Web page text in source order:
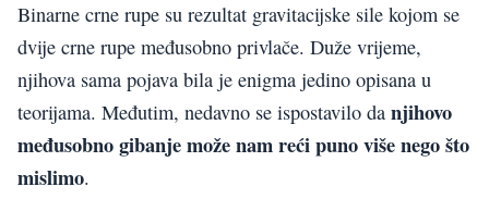
Binarne crne rupe su rezultat gravitacijske sile kojom se
dvije crne rupe međusobno privlače. Duže vrijeme,
njihova sama pojava bila je enigma jedino opisana u
teorijama. Međutim, nedavno se ispostavilo da njihovo
međusobno gibanje može nam reći puno više nego što
mislimo.